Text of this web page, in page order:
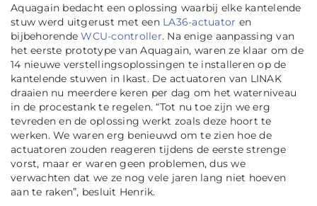
Aquagain bedacht een oplossing waarbij elke kantelende
stuw werd uitgerust met een LA36-actuator en
bijbehorendeWCU-controller. Na enige aanpassing van
het eerste prototype van Aquagain, waren ze klaar om de
14 nieuwe verstellingsoplossingen te installeren op de
kantelende stuwen in Ikast. De actuatoren van LINAK
draaien nu meerdere keren per dag om het waterniveau
in de procestank te regelen. “Tot nu toe zijn we erg
tevreden en de oplossing werkt zoals deze hoort te
werken. We waren erg benieuwd om te zien hoe de
actuatoren zouden reageren tijdens de eerste strenge
vorst, maar er waren geen problemen, dus we
verwachten dat we ze nog vele jaren lang niet hoeven
aan te raken”, besluit Henrik.